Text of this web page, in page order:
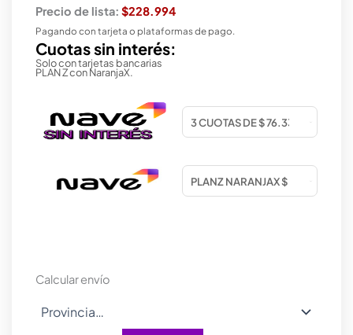
Precio de lista: $228.994
Pagando con tarjeta o plataformas de pago.
Cuotas sin interés:
Solo con tarjetas bancarias
PLAN Z con NaranjaX.
Calcular envío